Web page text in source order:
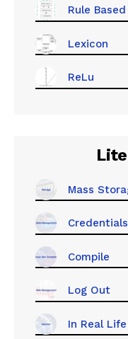
Rule
Lexicon
ReLu
Mass
Credentials
Compile
Log Out
In Real